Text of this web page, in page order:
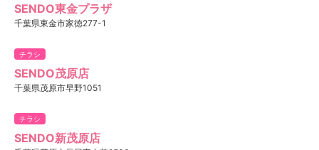
SENDO東金プラザ
千葉県東金市家徳277-1
チラシ
SENDO茂原店
千葉県茂原市早野1051
チラシ
SENDO新茂原店